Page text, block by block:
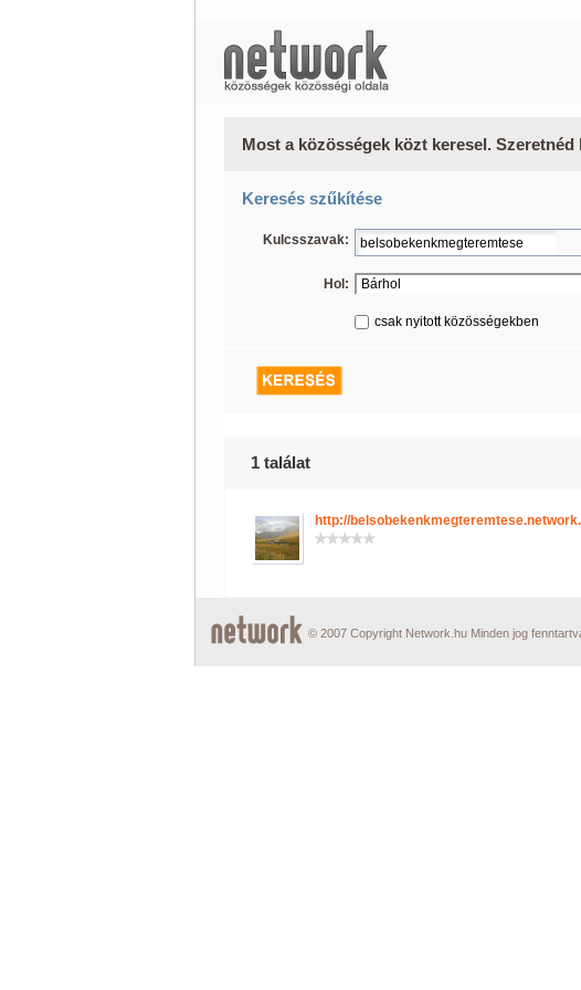
Most a közösségek közt keresel.
Keresés szűkítése
Kulcsszavak:
Hol:
csak nyitott közösségekben
1 találat
http://
© 2007 Copyright Network.hu Minden jog